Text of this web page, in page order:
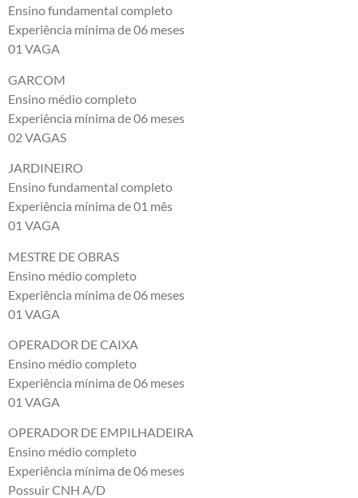
Ensino fundamental completo
Experiência mínima de 06 meses
01 VAGA
GARCOM
Ensino médio completo
Experiência mínima de 06 meses
02 VAGAS
JARDINEIRO
Ensino fundamental completo
Experiência mínima de 01 mês
01 VAGA
MESTRE DE OBRAS
Ensino médio completo
Experiência mínima de 06 meses
01 VAGA
OPERADOR DE CAIXA
Ensino médio completo
Experiência mínima de 06 meses
01 VAGA
OPERADOR DE EMPILHADEIRA
Ensino médio completo
Experiência mínima de 06 meses
Possuir CNH A/D